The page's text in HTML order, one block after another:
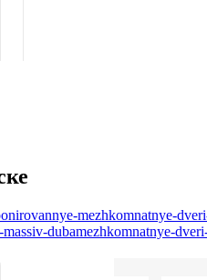
mezhkomnatnye-
dubamezhkomnatnye-